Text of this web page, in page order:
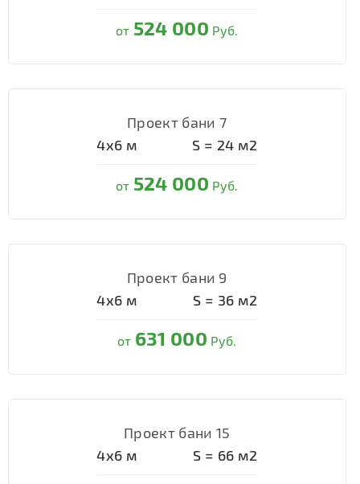
от 524 000 Руб.
Проект бани 7
4х6 м S = 24 м2
от 524 000 Руб.
Проект бани 9
4х6 м S = 36 м2
от 631 000 Руб.
Проект бани 15
4х6 м S = 66 м2